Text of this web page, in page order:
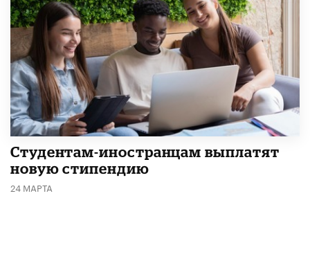
Студентам-иностранцам выплатят
новую стипендию
24 МАРТА